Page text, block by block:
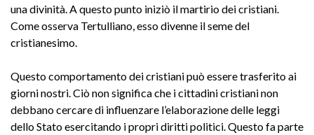
una divinità. A questo punto iniziò il martirio dei cristiani.
Come osserva Tertulliano, esso divenne il seme del
cristianesimo.
Questo comportamento dei cristiani può essere trasferito ai
giorni nostri. Ciò non significa che i cittadini cristiani non
debbano cercare di influenzare l’elaborazione delle leggi
dello Stato esercitando i propri diritti politici. Questo fa parte